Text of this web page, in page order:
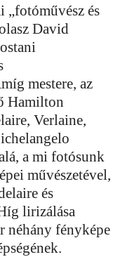
„fotóművész és
David
mestere, az
Hamilton
Verlaine,
a mi fotósunk
művészetével,
és
lirizálása
néhány fényképe